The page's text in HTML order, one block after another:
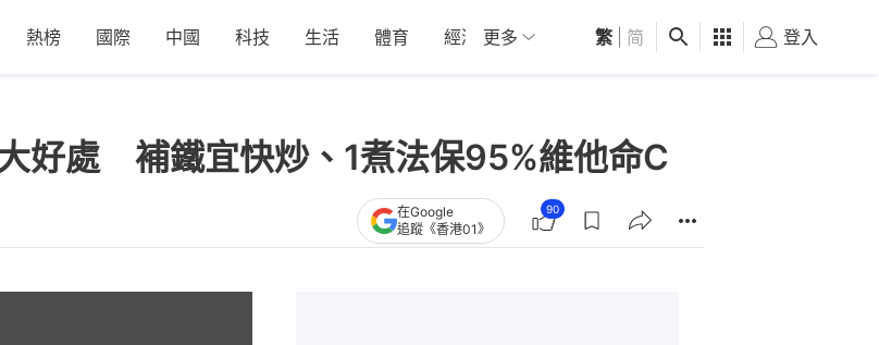
熱榜 國際 中國 科技 生活 體育 經濟 01深圳 觀點 健康 好食玩飛
更多 繁 简 登入
好處 補鐵宜快炒、1煮法保95%維他命C
在Google
追蹤《香港01》
90